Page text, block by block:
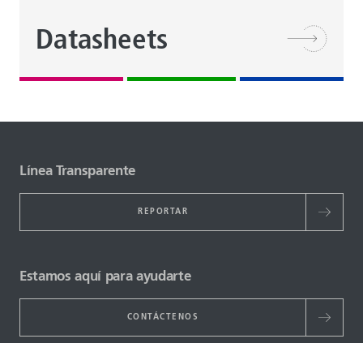
Datasheets
Línea Transparente
REPORTAR
Estamos aquí para ayudarte
CONTÁCTENOS